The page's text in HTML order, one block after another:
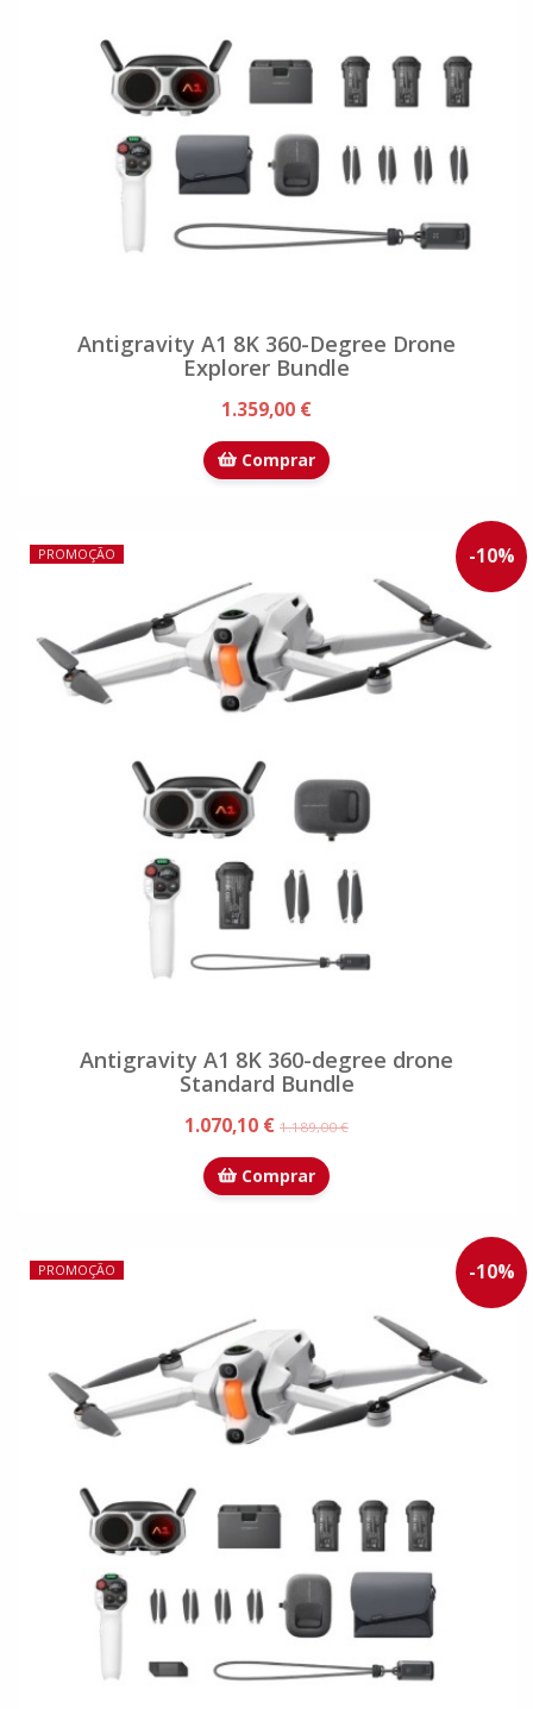
Antigravity A1 8K 360-Degree Drone
Explorer Bundle
1.359,00 €
Comprar
-10%
PROMOÇÃO
Antigravity A1 8K 360-degree drone
Standard Bundle
1.070,10 € 1.189,00 €
Comprar
-10%
PROMOÇÃO